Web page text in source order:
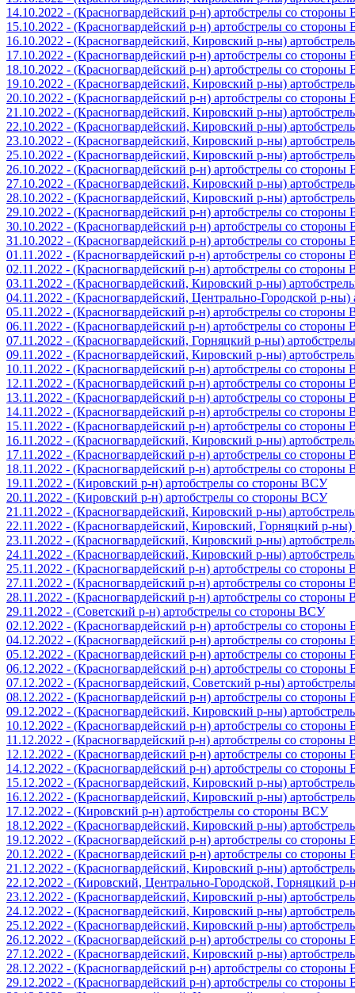
14.10.2022 - (Красногвардейский р-н) артобстрелы со
15.10.2022 - (Красногвардейский р-н) артобстрелы со
16.10.2022 - (Красногвардейский, Кировский р-ны)
17.10.2022 - (Красногвардейский р-н) артобстрелы со
18.10.2022 - (Красногвардейский р-н) артобстрелы со
19.10.2022 - (Красногвардейский, Кировский р-ны)
20.10.2022 - (Красногвардейский р-н) артобстрелы со
21.10.2022 - (Красногвардейский, Кировский р-ны)
22.10.2022 - (Красногвардейский, Кировский р-ны)
23.10.2022 - (Красногвардейский, Кировский р-ны)
25.10.2022 - (Красногвардейский, Кировский р-ны)
26.10.2022 - (Красногвардейский р-н) артобстрелы со
27.10.2022 - (Красногвардейский, Кировский р-ны)
28.10.2022 - (Красногвардейский, Кировский р-ны)
29.10.2022 - (Красногвардейский р-н) артобстрелы со
30.10.2022 - (Красногвардейский р-н) артобстрелы со
31.10.2022 - (Красногвардейский р-н) артобстрелы со
01.11.2022 - (Красногвардейский р-н) артобстрелы со стороны
02.11.2022 - (Красногвардейский р-н) артобстрелы со стороны
03.11.2022 - (Красногвардейский, Кировский р-ны)
04.11.2022 - (Красногвардейский, Центрально-Городской р-
05.11.2022 - (Красногвардейский р-н) артобстрелы со стороны
06.11.2022 - (Красногвардейский р-н) артобстрелы со стороны
07.11.2022 - (Красногвардейский, Горняцкий р-ны)
09.11.2022 - (Красногвардейский, Кировский р-ны)
10.11.2022 - (Красногвардейский р-н) артобстрелы со стороны
12.11.2022 - (Красногвардейский р-н) артобстрелы со стороны
13.11.2022 - (Красногвардейский р-н) артобстрелы со стороны
14.11.2022 - (Красногвардейский р-н) артобстрелы со стороны
15.11.2022 - (Красногвардейский р-н) артобстрелы со стороны
16.11.2022 - (Красногвардейский, Кировский р-ны)
17.11.2022 - (Красногвардейский р-н) артобстрелы со стороны
18.11.2022 - (Красногвардейский р-н) артобстрелы со стороны
19.11.2022 - (Кировский р-н) артобстрелы со стороны ВСУ
20.11.2022 - (Кировский р-н) артобстрелы со стороны ВСУ
21.11.2022 - (Красногвардейский, Кировский р-ны)
22.11.2022 - (Красногвардейский, Кировский, Горняцкий р-
23.11.2022 - (Красногвардейский, Кировский р-ны)
24.11.2022 - (Красногвардейский, Кировский р-ны)
25.11.2022 - (Красногвардейский р-н) артобстрелы со стороны
27.11.2022 - (Красногвардейский р-н) артобстрелы со стороны
28.11.2022 - (Красногвардейский р-н) артобстрелы со стороны
29.11.2022 - (Советский р-н) артобстрелы со стороны ВСУ
02.12.2022 - (Красногвардейский р-н) артобстрелы со
04.12.2022 - (Красногвардейский р-н) артобстрелы со
05.12.2022 - (Красногвардейский р-н) артобстрелы со
06.12.2022 - (Красногвардейский р-н) артобстрелы со
07.12.2022 - (Красногвардейский, Советский р-ны)
08.12.2022 - (Красногвардейский р-н) артобстрелы со
09.12.2022 - (Красногвардейский, Кировский р-ны)
10.12.2022 - (Красногвардейский р-н) артобстрелы со
11.12.2022 - (Красногвардейский р-н) артобстрелы со стороны
12.12.2022 - (Красногвардейский р-н) артобстрелы со
14.12.2022 - (Красногвардейский р-н) артобстрелы со
15.12.2022 - (Красногвардейский, Кировский р-ны)
16.12.2022 - (Красногвардейский, Кировский р-ны)
17.12.2022 - (Кировский р-н) артобстрелы со стороны ВСУ
18.12.2022 - (Красногвардейский, Кировский р-ны)
19.12.2022 - (Красногвардейский р-н) артобстрелы со
20.12.2022 - (Красногвардейский р-н) артобстрелы со
21.12.2022 - (Красногвардейский, Кировский р-ны)
22.12.2022 - (Кировский, Центрально-Городской, Горняцкий
23.12.2022 - (Красногвардейский, Кировский р-ны)
24.12.2022 - (Красногвардейский, Кировский р-ны)
25.12.2022 - (Красногвардейский, Кировский р-ны)
26.12.2022 - (Красногвардейский р-н) артобстрелы со
27.12.2022 - (Красногвардейский, Кировский р-ны)
28.12.2022 - (Красногвардейский р-н) артобстрелы со
29.12.2022 - (Красногвардейский р-н) артобстрелы со